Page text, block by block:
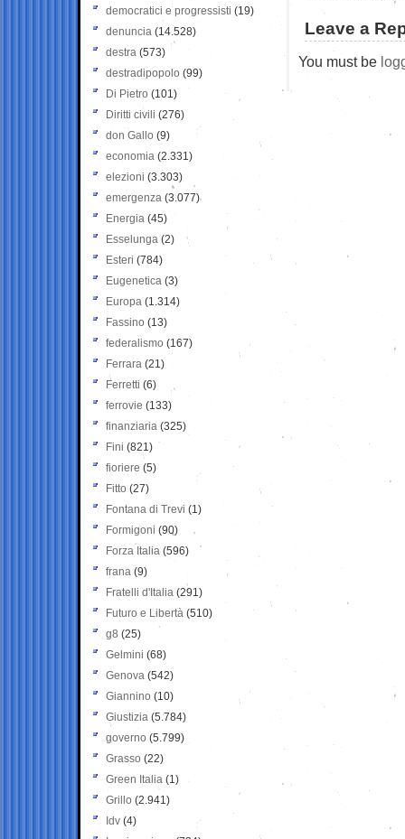
Leave a
You must be
democratici e progressisti (19)
denuncia (14.528)
destra (573)
destradipopolo (99)
Di Pietro (101)
Diritti civili (276)
don Gallo (9)
economia (2.331)
elezioni (3.303)
emergenza (3.077)
Energia (45)
Esselunga (2)
Esteri (784)
Eugenetica (3)
Europa (1.314)
Fassino (13)
federalismo (167)
Ferrara (21)
Ferretti (6)
ferrovie (133)
finanziaria (325)
Fini (821)
fioriere (5)
Fitto (27)
Fontana di Trevi (1)
Formigoni (90)
Forza Italia (596)
frana (9)
Fratelli d'Italia (291)
Futuro e Libertà (510)
g8 (25)
Gelmini (68)
Genova (542)
Giannino (10)
Giustizia (5.784)
governo (5.799)
Grasso (22)
Green Italia (1)
Grillo (2.941)
Idv (4)